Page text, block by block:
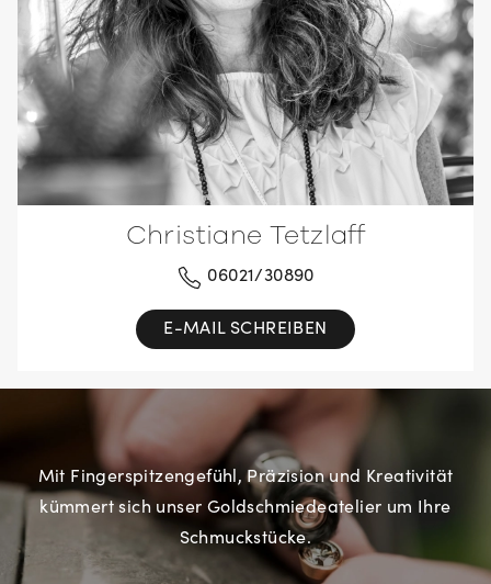
Christiane Tetzlaff
06021/30890
E-MAIL SCHREIBEN
Mit Fingerspitzengefühl, Präzision und Kreativität
kümmert sich unser Goldschmiedeatelier um Ihre
Schmuckstücke.